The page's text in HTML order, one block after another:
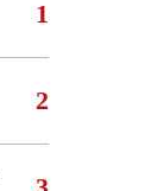
1
2